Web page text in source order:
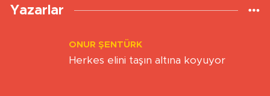
Yazarlar
ONUR ŞENTÜRK
Herkes elini taşın altına koyuyor